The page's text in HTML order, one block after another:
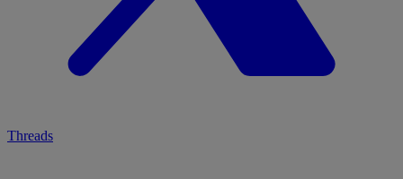
Threads